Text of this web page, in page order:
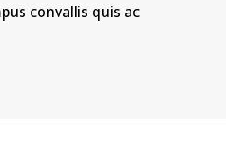
convallis quis ac